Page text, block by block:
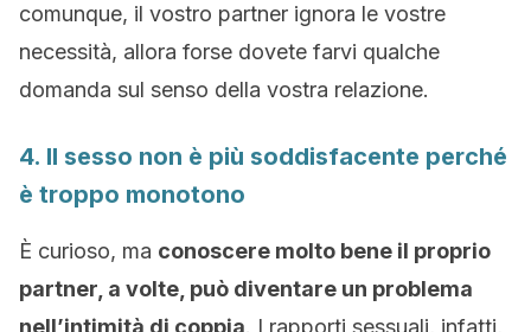
comunque, il vostro partner ignora le vostre
necessità, allora forse dovete farvi qualche
domanda sul senso della vostra relazione.
4. Il sesso non è più soddisfacente perché
è troppo monotono
È curioso, ma conoscere molto bene il proprio
partner, a volte, può diventare un problema
nell’intimità di coppia. I rapporti sessuali, infatti,